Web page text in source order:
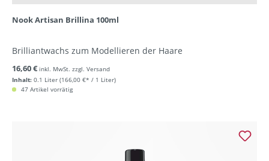
Nook Artisan Brillina 100ml
Brilliantwachs zum Modellieren der Haare
Inhalt: 0.1 Liter (166,00 €* / 1 Liter)
16,60 € inkl. MwSt. zzgl. Versand
47 Artikel vorrätig